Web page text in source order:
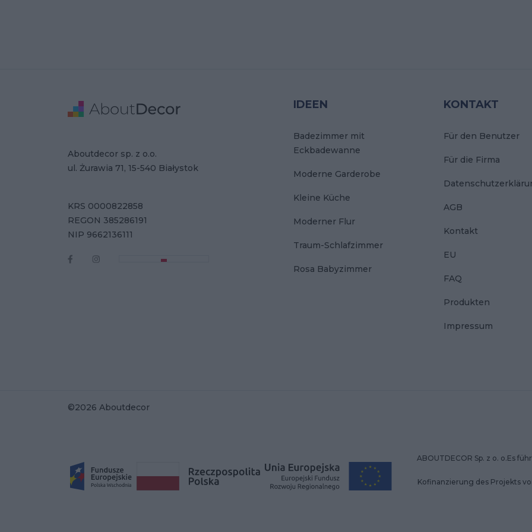
IDEEN
Badezimmer mit
Eckbadewanne
Moderne Garderobe
Kleine Küche
Moderner Flur
Traum-Schlafzimmer
Rosa Babyzimmer
KONTAKT
Für den Benutzer
Für die Firma
AGB
Kontakt
EU
FAQ
Produkten
Impressum
Adresse
Aboutdecor sp. z o.o.
ul. Żurawia 71, 15-540 Białystok
Firmendaten
KRS 0000822858
REGON 385286191
NIP 9662136111
©2026 Aboutdecor
ABOUTDECOR Sp. z o. o.Es
Kofinanzierung des Projekts